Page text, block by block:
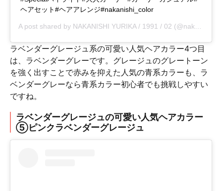
ヘアセット#ヘアアレンジ#nakanishi_color
A post shared by NAKANISHI YURIKA / 1991 / 02 (@nakanishi__yurika) on
ラベンダーグレージュ系の可愛い人気ヘアカラー4つ目
は、ラベンダーグレーです。グレージュのグレートーン
を強く出すことで赤みを抑えた人気の青系カラーも、ラ
ベンダーグレーなら青系カラー初心者でも挑戦しやすい
ですね。
ラベンダーグレージュの可愛い人気ヘアカラー
⑤ピンクラベンダーグレージュ